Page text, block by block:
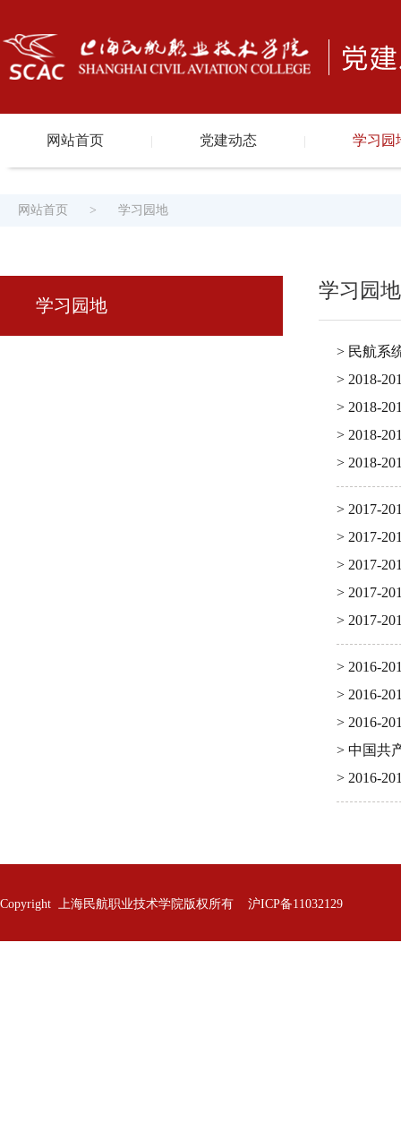
网站首页 党建动态 学习园
网站首页 > 学习园地
学习园地
学习园地
> 民航系
> 2018-
> 2018-
> 2018-
> 2018-
> 2017-
> 2017-
> 2017-
> 2017-
> 2017-
> 2016-
> 2016-
> 2016-
> 中国共
> 2016-
Copyright 上海民航职业技术学院版权所有 沪ICP备11032129